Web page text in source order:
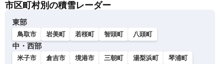
市区町村別の積雪レーダー
東部
鳥取市 岩美町 若桜町 智頭町 八頭町
中・西部
米子市 倉吉市 境港市 三朝町 湯梨浜町
琴浦町